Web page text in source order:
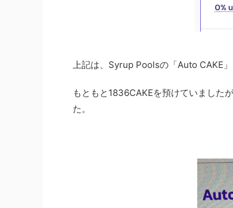
上記は、Syrup Poolsの「Auto CAKE
もともと1836CAKEを預けていました
た。